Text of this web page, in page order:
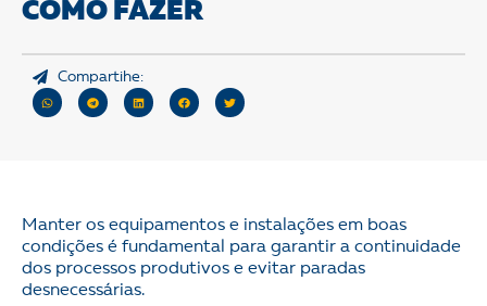
COMO FAZER
Compartihe:
Manter os equipamentos e instalações em boas
condições é fundamental para garantir a continuidade
dos processos produtivos e evitar paradas
desnecessárias.